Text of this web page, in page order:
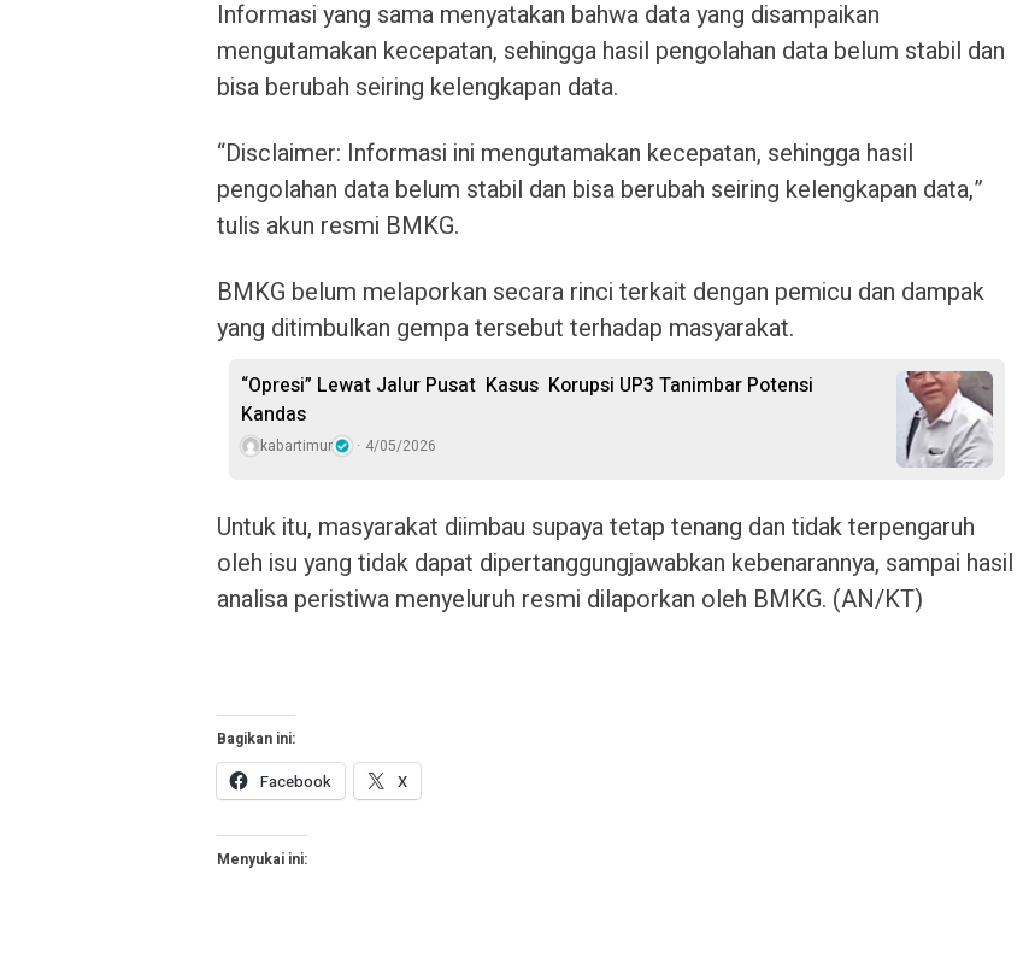
Informasi yang sama menyatakan bahwa data yang disampaikan
mengutamakan kecepatan, sehingga hasil pengolahan data belum stabil dan
bisa berubah seiring kelengkapan data.
“Disclaimer: Informasi ini mengutamakan kecepatan, sehingga hasil
pengolahan data belum stabil dan bisa berubah seiring kelengkapan data,”
tulis akun resmi BMKG.
BMKG belum melaporkan secara rinci terkait dengan pemicu dan dampak
yang ditimbulkan gempa tersebut terhadap masyarakat.
“Opresi” Lewat Jalur Pusat Kasus Korupsi UP3 Tanimbar Potensi
Kandas
kabartimur 4/05/2026
Untuk itu, masyarakat diimbau supaya tetap tenang dan tidak terpengaruh
oleh isu yang tidak dapat dipertanggungjawabkan kebenarannya, sampai hasil
analisa peristiwa menyeluruh resmi dilaporkan oleh BMKG. (AN/KT)
Bagikan ini:
Facebook X
Menyukai ini: